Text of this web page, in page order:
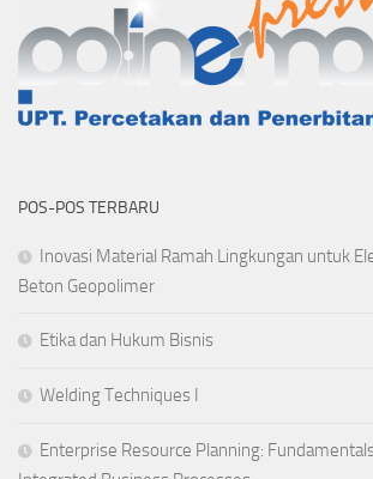
POS-POS TERBARU
Inovasi Material Ramah Lingkungan untuk
Beton Geopolimer
Etika dan Hukum Bisnis
Welding Techniques I
Enterprise Resource Planning: